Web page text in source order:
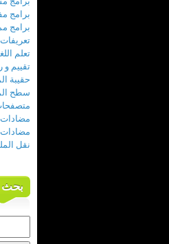
برامج
برامج
تعريفات
تعلم
تقييم و
حقيبة
سطح
نقل
بحث